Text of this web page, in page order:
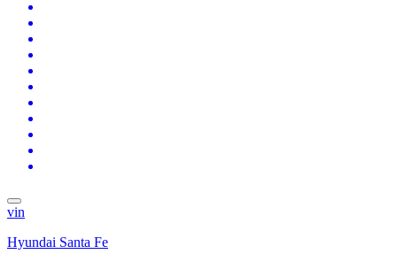
vin
Hyundai Santa Fe